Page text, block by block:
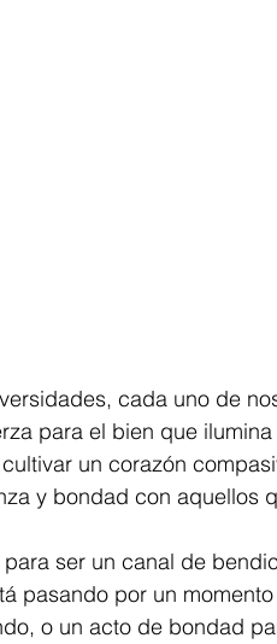
cada uno de
para el bien que
un corazón
y bondad con aquellos
ser un canal de
pasando por un
o un acto de bondad